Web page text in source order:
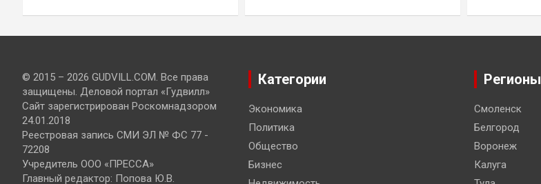
© 2015 – 2026 GUDVILL.COM. Все права
защищены. Деловой портал «Гудвилл»
Сайт зарегистрирован Роскомнадзором
24.01.2018
Реестровая запись СМИ ЭЛ № ФС 77 -
72208
Учредитель ООО «ПРЕССА»
Главный редактор: Попова Ю.В.
Категории
Экономика
Политика
Общество
Бизнес
Регионы
Смоленск
Белгород
Воронеж
Калуга